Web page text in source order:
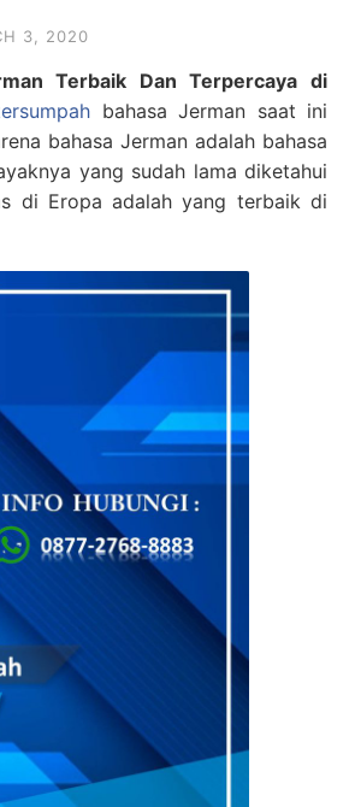
3, 2020
Terbaik Dan Terpercaya di
bahasa Jerman saat ini
bahasa Jerman adalah bahasa
yang sudah lama diketahui
di Eropa adalah yang terbaik di